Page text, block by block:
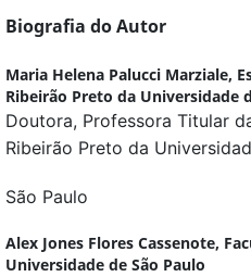
Biografia do Autor
Maria Helena Palucci Marziale,
Ribeirão Preto da Universidade
Doutora, Professora Titular
Ribeirão Preto da
São Paulo
Alex Jones Flores Cassenote,
Universidade de São Paulo